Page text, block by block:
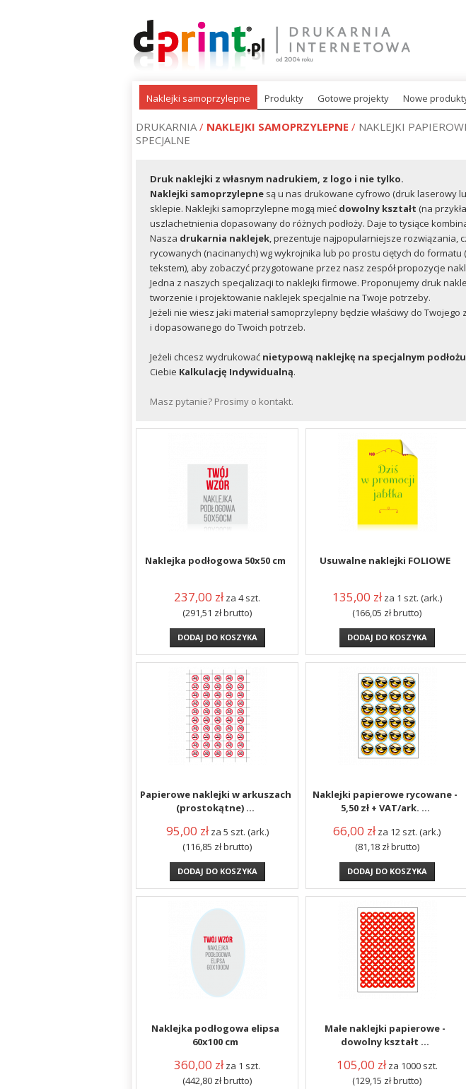
Naklejki samoprzylepne Produkty Gotowe projekty Nowe
DRUKARNIA/ NAKLEJKI SAMOPRZYLEPNE / NAKLEJKI
SPECJALNE
Druk naklejki z własnym nadrukiem, z logo i nie tylko.
Naklejki samoprzylepne są u nas drukowane cyfrowo (druk laserowy
sklepie. Naklejki samoprzylepne mogą mieć dowolny kształt (na
uszlachetnienia dopasowany do różnych podłoży. Daje to tysiące
Nasza drukarnia naklejek, prezentuje najpopularniejsze rozwiązania,
rycowanych (nacinanych) wg wykrojnika lub po prostu ciętych do
tekstem), aby zobaczyć przygotowane przez nasz zespół propozycje
Jedna z naszych specjalizacji to naklejki firmowe. Proponujemy druk
tworzenie i projektowanie naklejek specjalnie na Twoje potrzeby.
Jeżeli nie wiesz jaki materiał samoprzylepny będzie właściwy do
i dopasowanego do Twoich potrzeb.
Jeżeli chcesz wydrukować nietypową naklejkę na specjalnym podłożu
Ciebie Kalkulację Indywidualną.
Masz pytanie? Prosimy o kontakt.
Naklejka podłogowa 50x50 cm
237,00 złza 4 szt.
(291,51 złbrutto)
DODAJ DO KOSZYKA
Usuwalne naklejki FOLIOWE
135,00 złza 1 szt. (ark.)
(166,05 złbrutto)
DODAJ DO KOSZYKA
Papierowe naklejki w arkuszach
(prostokątne) ...
95,00 złza 5 szt. (ark.)
(116,85 złbrutto)
DODAJ DO KOSZYKA
Naklejki papierowe rycowane -
5,50 zł + VAT/ark. ...
66,00 złza 12 szt. (ark.)
(81,18 złbrutto)
DODAJ DO KOSZYKA
Naklejka podłogowa elipsa
60x100 cm
360,00 złza 1 szt.
(442,80 złbrutto)
Małe naklejki papierowe -
dowolny kształt ...
105,00 złza 1000 szt.
(129,15 złbrutto)